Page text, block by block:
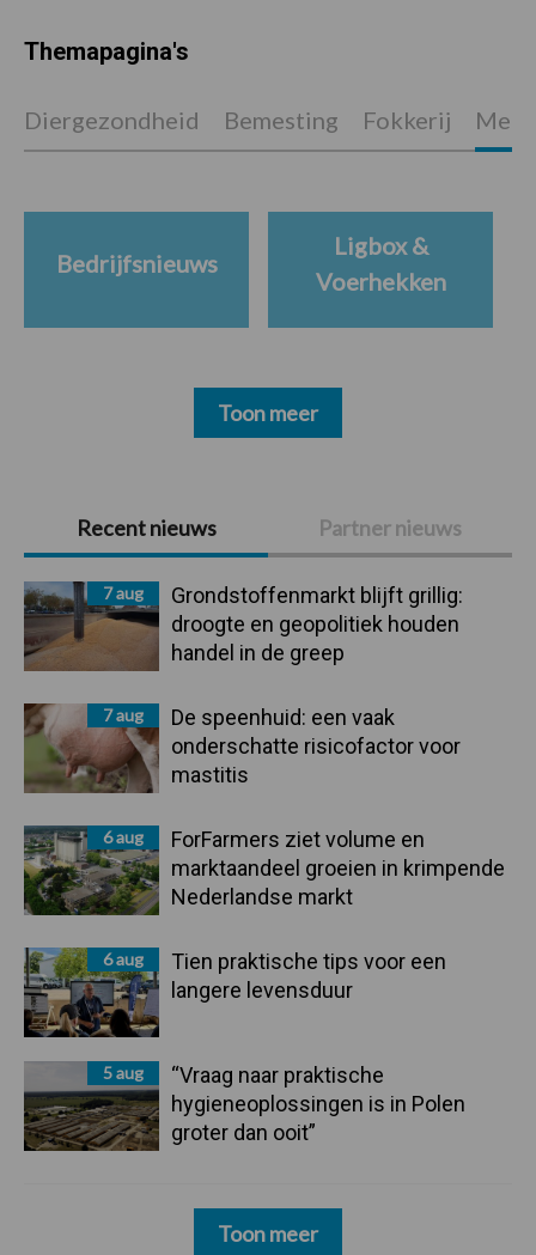
Primaire
Sidebar
Recent nieuws Partner nieuws
7 aug
Grondstoffenmarkt blijft grillig:
droogte en geopolitiek houden
handel in de greep
7 aug
De speenhuid: een vaak
onderschatte risicofactor voor
mastitis
6 aug
ForFarmers ziet volume en
marktaandeel groeien in krimpende
Nederlandse markt
6 aug
Tien praktische tips voor een
langere levensduur
5 aug
“Vraag naar praktische
hygieneoplossingen is in Polen
groter dan ooit”
Toon meer
Themapagina's
Diergezondheid Bemesting Fokkerij
Bedrijfsnieuws
Ligbox &
Voerhekken
Toon meer